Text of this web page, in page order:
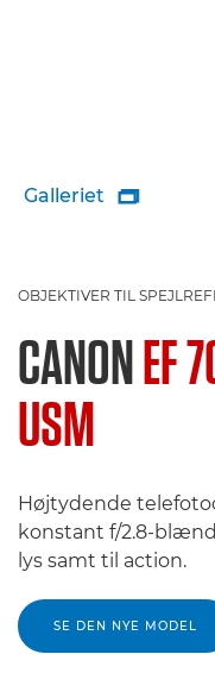
Galleriet 
OBJEKTIVER TIL
CANONEF
USM
Højtydende
konstant f/2.8-
lys samt til action.
SE DEN NYE MODEL